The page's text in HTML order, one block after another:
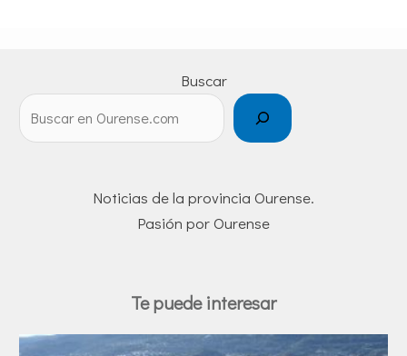
Buscar
Noticias de la provincia Ourense.
Pasión por Ourense
Te puede interesar